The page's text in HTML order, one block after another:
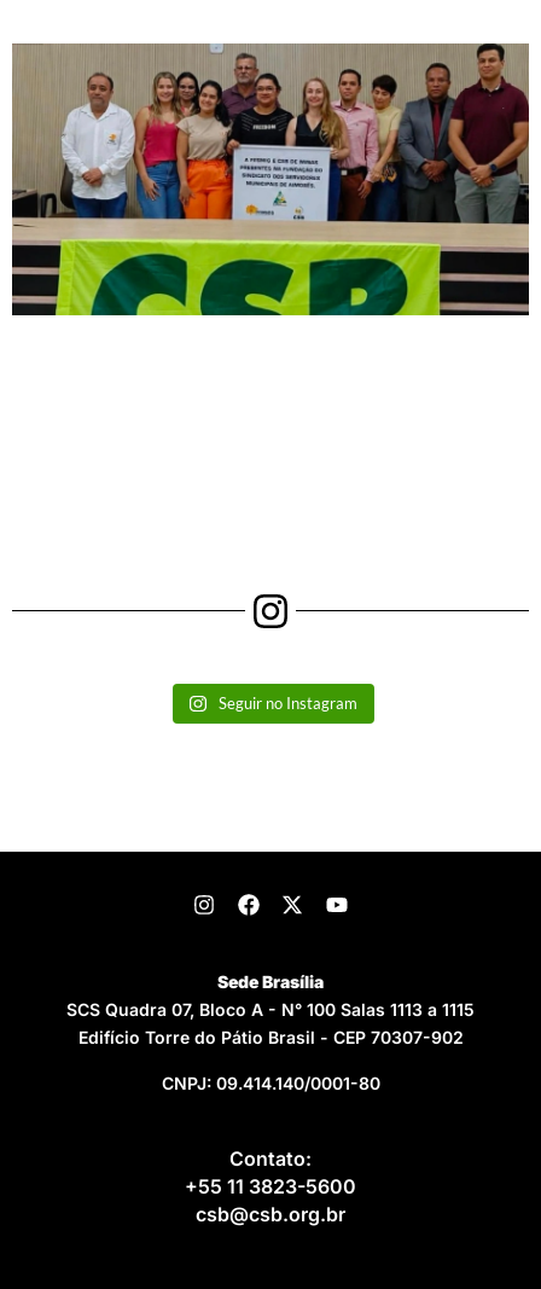
Seguir no Instagram
Sede Brasília
SCS Quadra 07, Bloco A - N° 100 Salas 1113 a 1115
Edifício Torre do Pátio Brasil - CEP 70307-902
CNPJ: 09.414.140/0001-80
Contato:
+55 11 3823-5600
csb@csb.org.br